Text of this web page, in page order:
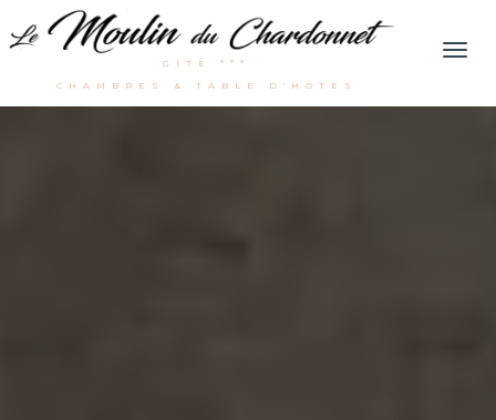
GÎTE ***
CHAMBRES & TABLE D'HÔTES